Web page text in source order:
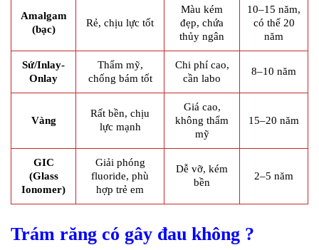
Amalgam
(bạc)
Rẻ, chịu lực tốt
Màu kém
đẹp, chứa
thủy ngân
10–15 năm,
có thể 20
năm
Sứ/Inlay-
Onlay
Thẩm mỹ,
chống bám tốt
Chi phí cao,
cần labo
8–10 năm
Vàng
Rất bền, chịu
lực mạnh
Giá cao,
không thẩm
mỹ
15–20 năm
GIC
(Glass
Ionomer)
Giải phóng
fluoride, phù
hợp trẻ em
Dễ vỡ, kém
bền
2–5 năm
Trám răng có gây đau không ?